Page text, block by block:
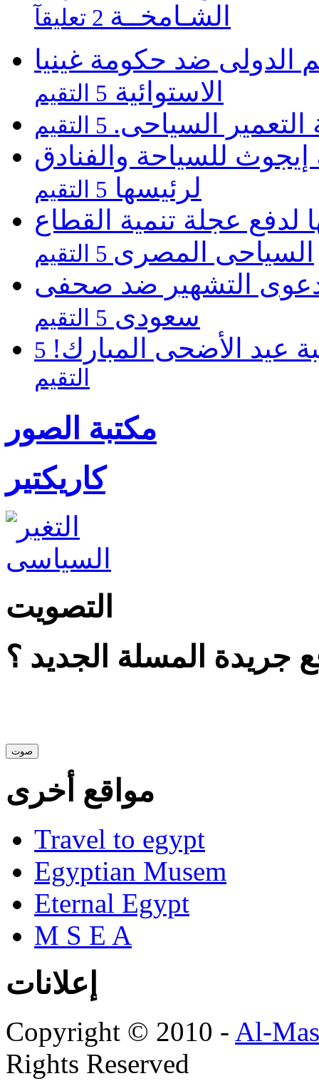
الشـامخــة
الدولى ضد حكومة غينيا
الاستوائية 5 التقيم
السياحى.
للسياحة والفنادق
لرئيسها 5 التقيم
لدفع عجلة تنمية القطاع
السياحى المصرى
التشهير ضد صحفى
سعودى 5 التقيم
عيد الأضحى المبارك! 5
التقيم
مكتبة الصور
كاريكتير
التصويت
جريدة المسلة الجديد ؟
مواقع أخرى
Travel to egypt
Egyptian Musem
Eternal Egypt
M S E A
إعلانات
Copyright © 2010 - Al-
Rights Reserved